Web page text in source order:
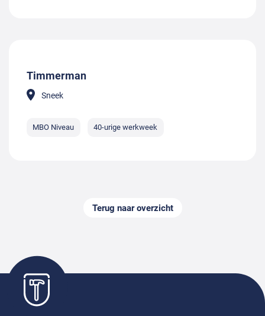
Timmerman
Sneek
MBO Niveau 40-urige werkweek
Terug naar overzicht